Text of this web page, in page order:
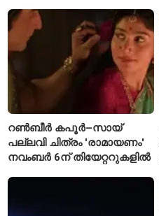
കാരണമായേക്കുമെന്ന്
റിപ്പോർട്ട്
റൺബീർ കപൂർ–സായ്
പല്ലവി ചിത്രം 'രാമായണം'
നവംബർ 6ന് തിയേറ്ററുകളിൽ